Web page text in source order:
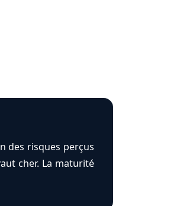
des risques perçus
cher. La maturité